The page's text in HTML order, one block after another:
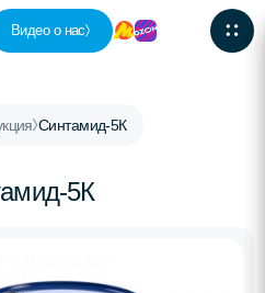
Видео о нас
Синтамид-5К
5К